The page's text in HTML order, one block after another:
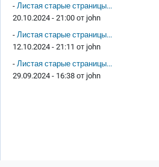
- Листая старые страницы...
20.10.2024 - 21:00 от john
- Листая старые страницы...
12.10.2024 - 21:11 от john
- Листая старые страницы...
29.09.2024 - 16:38 от john